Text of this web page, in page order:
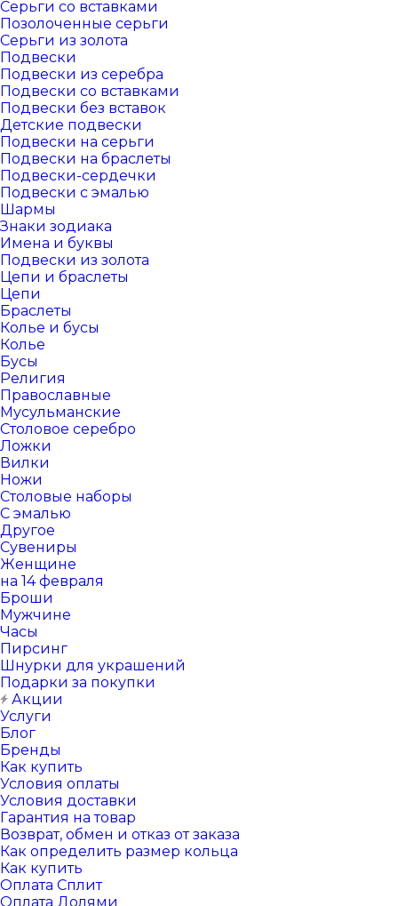
Серьги со вставками
Позолоченные серьги
Серьги из золота
Подвески
Подвески из серебра
Подвески со вставками
Подвески без вставок
Детские подвески
Подвески на серьги
Подвески на браслеты
Подвески-сердечки
Подвески с эмалью
Шармы
Знаки зодиака
Имена и буквы
Подвески из золота
Цепи и браслеты
Цепи
Браслеты
Колье и бусы
Колье
Бусы
Религия
Православные
Мусульманские
Столовое серебро
Ложки
Вилки
Ножи
Столовые наборы
С эмалью
Другое
Сувениры
Женщине
на 14 февраля
Броши
Мужчине
Часы
Пирсинг
Шнурки для украшений
Подарки за покупки
Акции
Услуги
Блог
Бренды
Как купить
Условия оплаты
Условия доставки
Гарантия на товар
Возврат, обмен и отказ от заказа
Как определить размер кольца
Как купить
Оплата Сплит
Оплата Долями